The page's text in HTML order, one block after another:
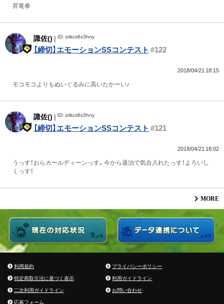
昇竜拳
諏佐() | ID: zrikcs6x3hny
【締切】エモーションSSコンテスト #122
2018/04/21 18:15
モコモコよりもぬいぐるみに高いたかーい♪
諏佐() | ID: zrikcs6x3hny
【締切】エモーションSSコンテスト #121
2018/04/21 18:02
うっす！おらカールディーンっす。今から退治で気合入れたっす！よろいし
くっす！
MORE
利用規約
プライバシーポリシー
特定商取引法に基づく表示
利用ガイドライン
二次利用ガイドライン
お問い合わせ
応募フォーム